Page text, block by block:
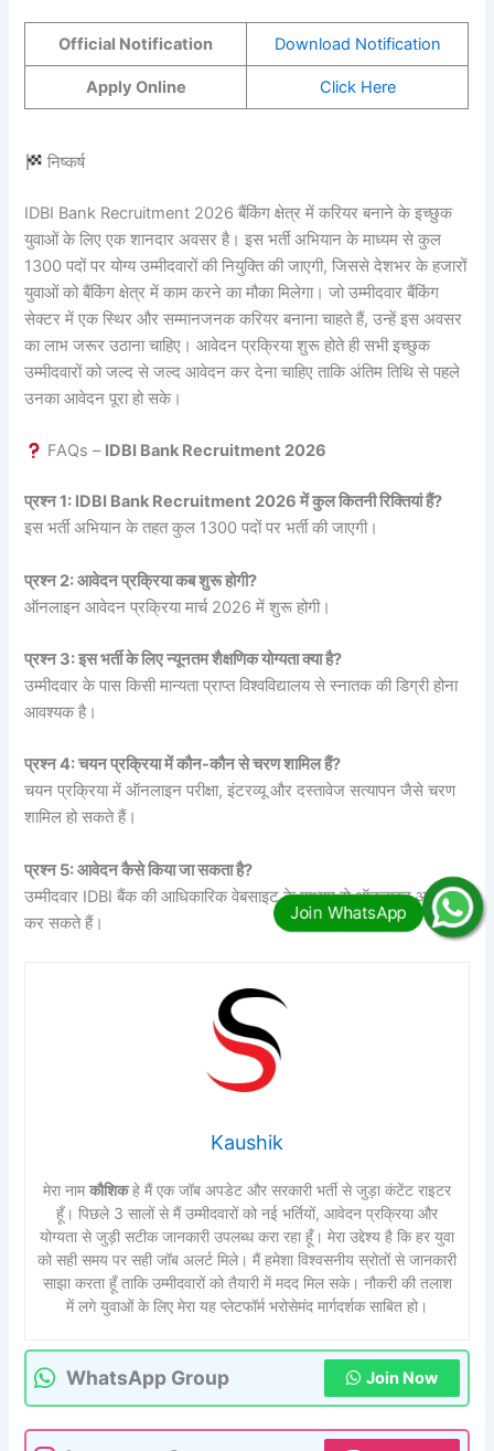
Official Notification Download Notification
Apply Online Click Here
निष्कर्ष
IDBI Bank Recruitment 2026 बैंकिंग क्षेत्र में करियर बनाने के इच्छुक
युवाओं के लिए एक शानदार अवसर है। इस भर्ती अभियान के माध्यम से कुल
1300 पदों पर योग्य उम्मीदवारों की नियुक्ति की जाएगी, जिससे देशभर के हजारों
युवाओं को बैंकिंग क्षेत्र में काम करने का मौका मिलेगा। जो उम्मीदवार बैंकिंग
सेक्टर में एक स्थिर और सम्मानजनक करियर बनाना चाहते हैं, उन्हें इस अवसर
का लाभ जरूर उठाना चाहिए। आवेदन प्रक्रिया शुरू होते ही सभी इच्छुक
उम्मीदवारों को जल्द से जल्द आवेदन कर देना चाहिए ताकि अंतिम तिथि से पहले
उनका आवेदन पूरा हो सके।
FAQs – IDBI Bank Recruitment 2026
प्रश्न 1: IDBI Bank Recruitment 2026 में कुल कितनी रिक्तियां हैं?
इस भर्ती अभियान के तहत कुल 1300 पदों पर भर्ती की जाएगी।
प्रश्न 2: आवेदन प्रक्रिया कब शुरू होगी?
ऑनलाइन आवेदन प्रक्रिया मार्च 2026 में शुरू होगी।
प्रश्न 3: इस भर्ती के लिए न्यूनतम शैक्षणिक योग्यता क्या है?
उम्मीदवार के पास किसी मान्यता प्राप्त विश्वविद्यालय से स्नातक की डिग्री होना
आवश्यक है।
प्रश्न 4: चयन प्रक्रिया में कौन-कौन से चरण शामिल हैं?
चयन प्रक्रिया में ऑनलाइन परीक्षा, इंटरव्यू और दस्तावेज सत्यापन जैसे चरण
शामिल हो सकते हैं।
प्रश्न 5: आवेदन कैसे किया जा सकता है?
उम्मीदवार IDBI बैंक की आधिकारिक वेबसाइट के माध्यम से ऑनलाइन आवेदन
कर सकते हैं।
Kaushik
मेरा नामकौशिकहे मैं एक जॉब अपडेट और सरकारी भर्ती से जुड़ा कंटेंट राइटर
हूँ। पिछले 3 सालों से मैं उम्मीदवारों को नई भर्तियों, आवेदन प्रक्रिया और
योग्यता से जुड़ी सटीक जानकारी उपलब्ध करा रहा हूँ। मेरा उद्देश्य है कि हर युवा
को सही समय पर सही जॉब अलर्ट मिले। मैं हमेशा विश्वसनीय स्रोतों से जानकारी
साझा करता हूँ ताकि उम्मीदवारों को तैयारी में मदद मिल सके। नौकरी की तलाश
में लगे युवाओं के लिए मेरा यह प्लेटफॉर्म भरोसेमंद मार्गदर्शक साबित हो।
WhatsApp Group Join Now